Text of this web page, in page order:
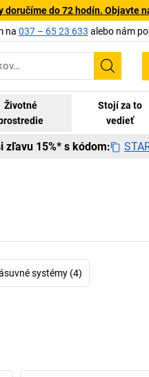
do 72 hodín. Objavte
na 037 – 65 23 633 alebo nám
Životné
Stojí za to
vedieť
zľavu 15%* s kódom:
systémy (4)